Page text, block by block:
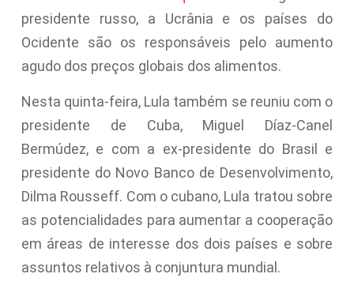
presidente russo, a Ucrânia e os países do
Ocidente são os responsáveis pelo aumento
agudo dos preços globais dos alimentos.
Nesta quinta-feira, Lula também se reuniu com o
presidente de Cuba, Miguel Díaz-Canel
Bermúdez, e com a ex-presidente do Brasil e
presidente do Novo Banco de Desenvolvimento,
Dilma Rousseff. Com o cubano, Lula tratou sobre
as potencialidades para aumentar a cooperação
em áreas de interesse dos dois países e sobre
assuntos relativos à conjuntura mundial.